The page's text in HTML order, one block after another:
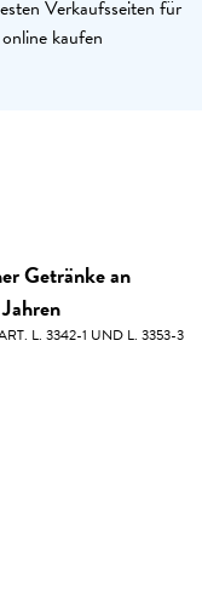
Verkaufsseiten für
kaufen
Getränke an
L. 3342-1 UND L. 3353-3